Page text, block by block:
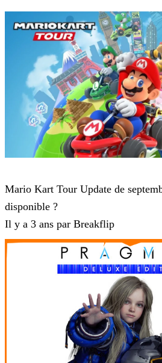
Mario Kart Tour Update de
disponible ?
Il y a 3 ans par Breakflip